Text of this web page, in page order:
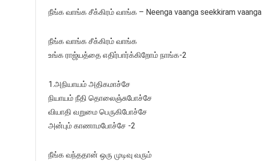
நீங்க வாங்க சீக்கிரம் வாங்க – Neenga vaanga seekkiram vaanga
நீங்க வாங்க சீக்கிரம் வாங்க
உங்க ராஜ்யத்தை எதிர்பார்க்கிறோம் நாங்க-2
1.அநியாயம் அதிகமாச்சே
நியாயம் நீதி தொலைஞ்சுபோச்சே
வியாதி வறுமை பெருகிபோச்சே
அன்பும் காணாமபோச்சே -2
நீங்க வந்ததான் ஒரு முடிவு வரும்